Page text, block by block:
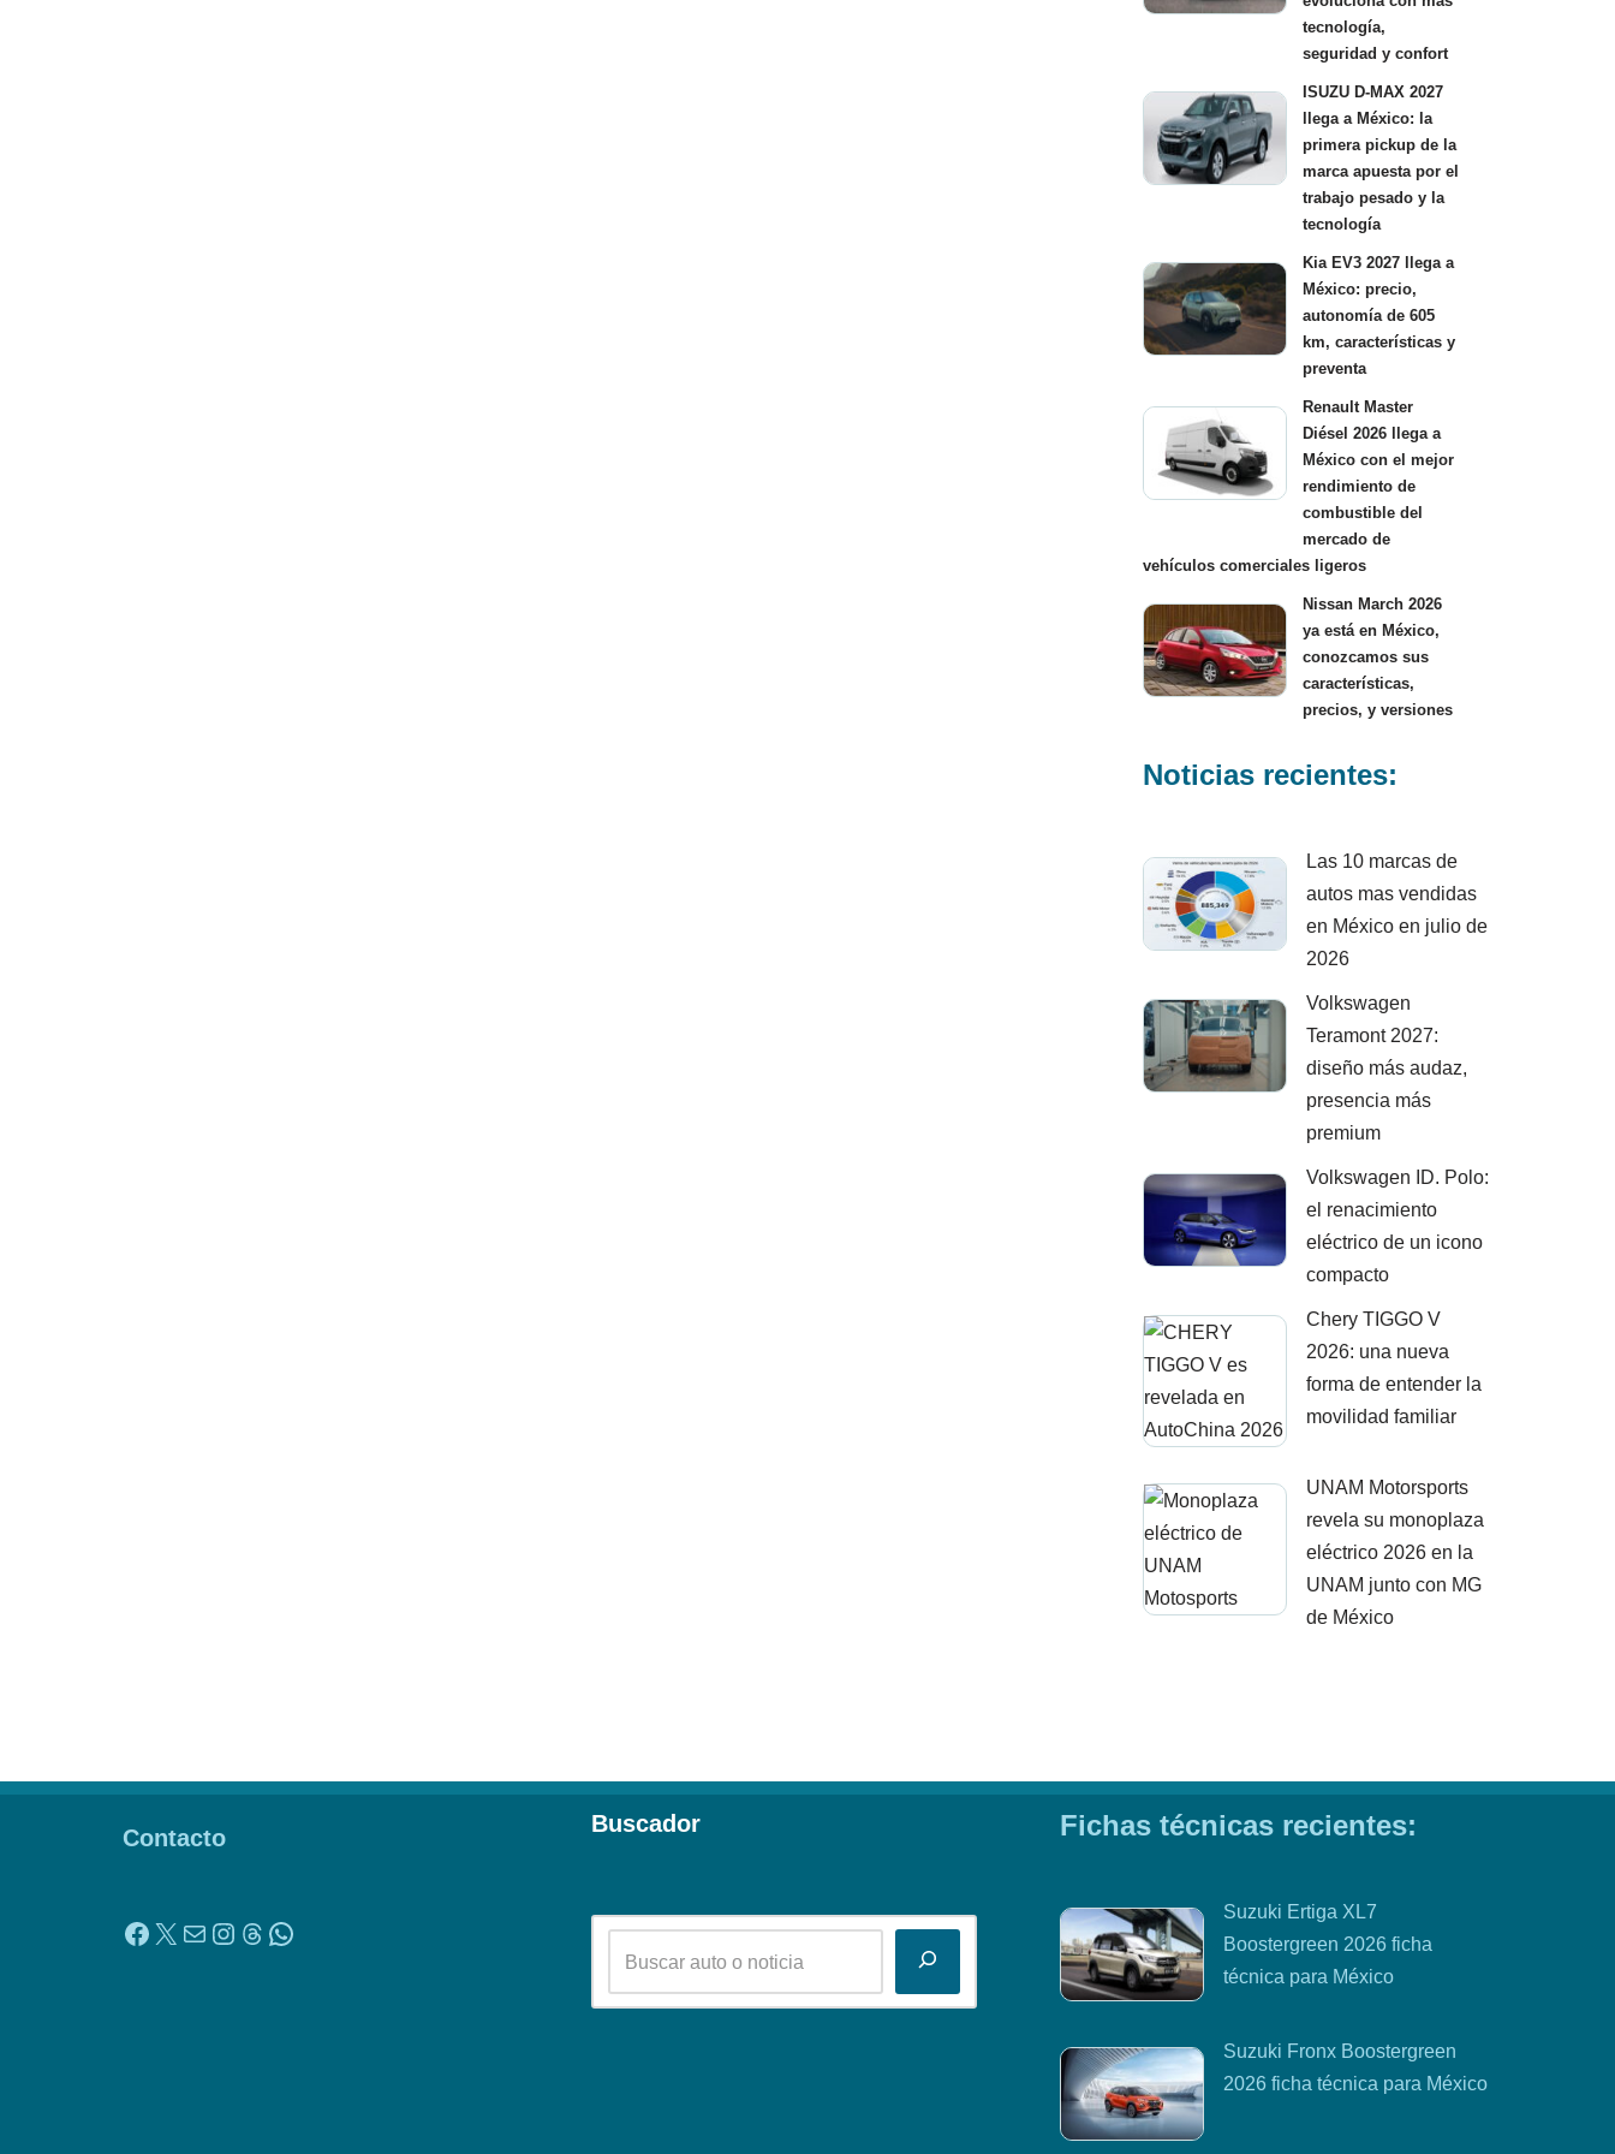
tecnología,
seguridad y confort
ISUZU D-MAX 2027
llega a México: la
primera pickup de la
marca apuesta por el
trabajo pesado y la
tecnología
Kia EV3 2027 llega a
México: precio,
autonomía de 605
km, características y
preventa
Renault Master
Diésel 2026 llega a
México con el mejor
rendimiento de
combustible del
mercado de
vehículos comerciales ligeros
Nissan March 2026
ya está en México,
conozcamos sus
características,
precios, y versiones
Noticias recientes:
Las 10 marcas de
autos mas vendidas
en México en julio de
2026
Volkswagen
Teramont 2027:
diseño más audaz,
presencia más
premium
Volkswagen ID. Polo:
el renacimiento
eléctrico de un icono
compacto
Chery TIGGO V
2026: una nueva
forma de entender la
movilidad familiar
UNAM Motorsports
revela su monoplaza
eléctrico 2026 en la
UNAM junto con MG
de México
Contacto
Buscador Fichas técnicas recientes:
Suzuki Ertiga XL7
Boostergreen 2026 ficha
técnica para México
Suzuki Fronx Boostergreen
2026 ficha técnica para México